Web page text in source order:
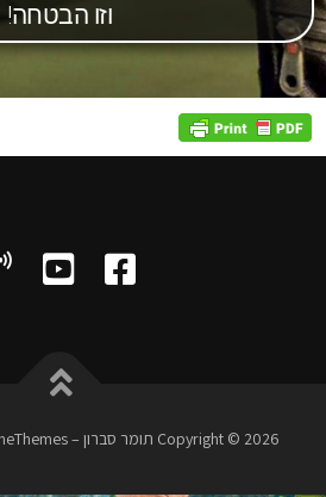
וזו הבטחה!
Copyright © 2026 תומר סברון –